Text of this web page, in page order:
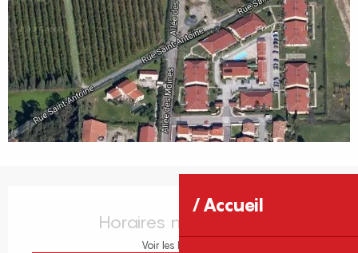
Accueil
Ouverture et coordonnées
Horaires non définis
Voir les horaires